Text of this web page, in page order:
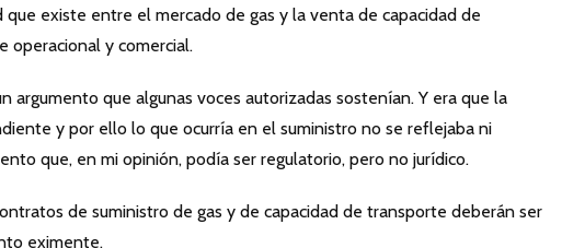
existe entre el mercado de gas y la venta de capacidad de
operacional y comercial.
argumento que algunas voces autorizadas sostenían. Y era que la
y por ello lo que ocurría en el suministro no se reflejaba ni
que, en mi opinión, podía ser regulatorio, pero no jurídico.
de suministro de gas y de capacidad de transporte deberán ser
eximente.